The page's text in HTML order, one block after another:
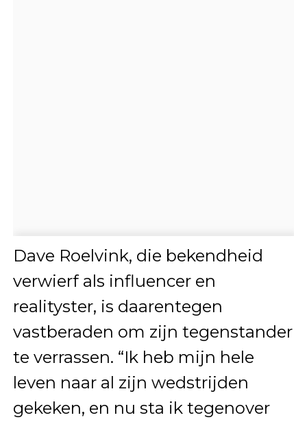
Dave Roelvink, die bekendheid
verwierf als influencer en
realityster, is daarentegen
vastberaden om zijn tegenstander
te verrassen. “Ik heb mijn hele
leven naar al zijn wedstrijden
gekeken, en nu sta ik tegenover